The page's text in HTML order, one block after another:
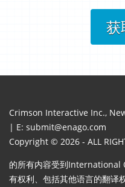
获
Crimson Interactive Inc.,
| E: submit@enago.com
Copyright © 2026 - ALL
的所有内容受到International
有权利、包括其他语言的翻译